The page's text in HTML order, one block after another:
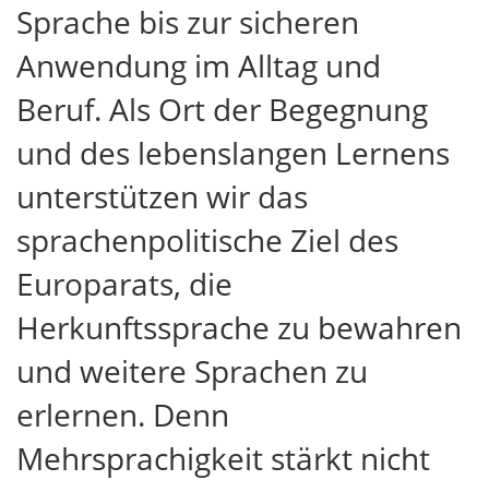
Sprache bis zur sicheren
Anwendung im Alltag und
Beruf. Als Ort der Begegnung
und des lebenslangen Lernens
unterstützen wir das
sprachenpolitische Ziel des
Europarats, die
Herkunftssprache zu bewahren
und weitere Sprachen zu
erlernen. Denn
Mehrsprachigkeit stärkt nicht